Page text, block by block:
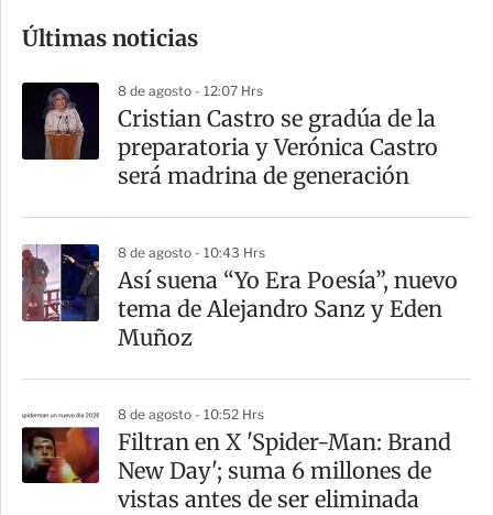
m
a
r
t
Últimas noticias
8 de agosto - 12:07 Hrs
Cristian Castro se gradúa de la
preparatoria y Verónica Castro
será madrina de generación
8 de agosto - 10:43 Hrs
Así suena “Yo Era Poesía”, nuevo
tema de Alejandro Sanz y Eden
Muñoz
8 de agosto - 10:52 Hrs
Filtran en X 'Spider-Man: Brand
New Day'; suma 6 millones de
vistas antes de ser eliminada